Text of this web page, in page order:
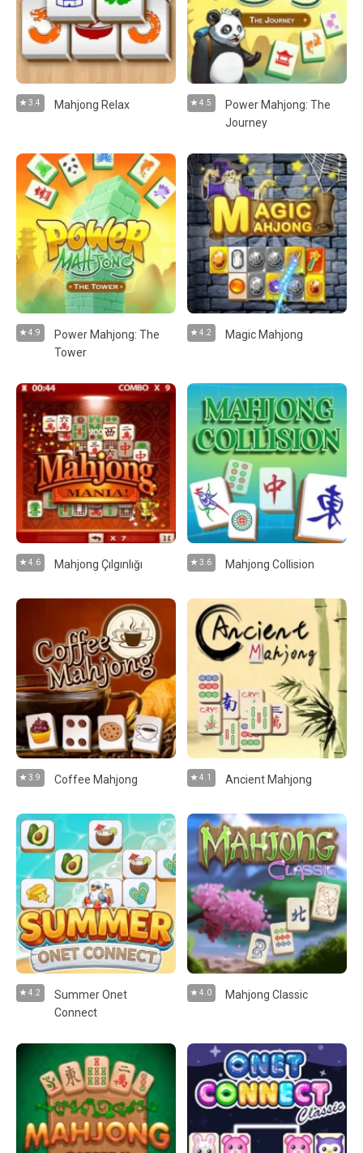
3.4 Mahjong Relax 4.5
Power Mahjong: The
Journey
4.9
Power Mahjong: The
Tower
4.2 Magic Mahjong
4.6 Mahjong Çılgınlığı 3.6 Mahjong Collision
3.9 Coffee Mahjong 4.1 Ancient Mahjong
4.2
Summer Onet
Connect
4.0 Mahjong Classic